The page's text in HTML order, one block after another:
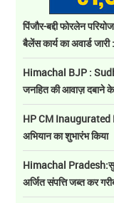
पिंजौर-बद्दी फोरलेन
बैलेंस कार्य का अवार्ड जारी
Himachal BJP :
जनहित की आवाज़ दबाने के
HP CM Inaugurated
अभियान का शुभारंभ किया
Himachal
अर्जित संपत्ति जब्त कर